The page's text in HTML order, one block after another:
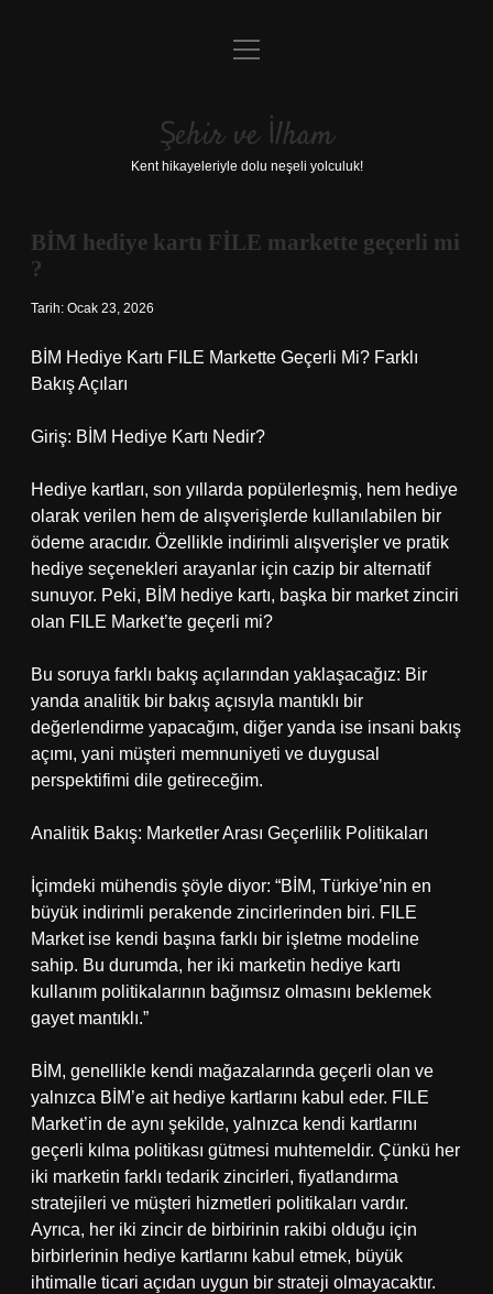
Anasayfa
Yasal Uyarı
menüyü
Şehir ve İlham
Kent hikayeleriyle dolu neşeli yolculuk!
BİM hediye kartı FİLE markette geçerli mi
?
Tarih: Ocak 23, 2026
BİM Hediye Kartı FILE Markette Geçerli Mi? Farklı
Bakış Açıları
Giriş: BİM Hediye Kartı Nedir?
Hediye kartları, son yıllarda popülerleşmiş, hem hediye
olarak verilen hem de alışverişlerde kullanılabilen bir
ödeme aracıdır. Özellikle indirimli alışverişler ve pratik
hediye seçenekleri arayanlar için cazip bir alternatif
sunuyor. Peki, BİM hediye kartı, başka bir market zinciri
olan FILE Market’te geçerli mi?
Bu soruya farklı bakış açılarından yaklaşacağız: Bir
yanda analitik bir bakış açısıyla mantıklı bir
değerlendirme yapacağım, diğer yanda ise insani bakış
açımı, yani müşteri memnuniyeti ve duygusal
perspektifimi dile getireceğim.
Analitik Bakış: Marketler Arası Geçerlilik Politikaları
İçimdeki mühendis şöyle diyor: “BİM, Türkiye’nin en
büyük indirimli perakende zincirlerinden biri. FILE
Market ise kendi başına farklı bir işletme modeline
sahip. Bu durumda, her iki marketin hediye kartı
kullanım politikalarının bağımsız olmasını beklemek
gayet mantıklı.”
BİM, genellikle kendi mağazalarında geçerli olan ve
yalnızca BİM’e ait hediye kartlarını kabul eder. FILE
Market’in de aynı şekilde, yalnızca kendi kartlarını
geçerli kılma politikası gütmesi muhtemeldir. Çünkü her
iki marketin farklı tedarik zincirleri, fiyatlandırma
stratejileri ve müşteri hizmetleri politikaları vardır.
Ayrıca, her iki zincir de birbirinin rakibi olduğu için
birbirlerinin hediye kartlarını kabul etmek, büyük
ihtimalle ticari açıdan uygun bir strateji olmayacaktır.